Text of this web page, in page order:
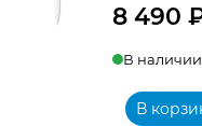
8 490
В наличии
В